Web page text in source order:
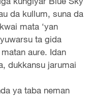
da kullum, suna da
mata ‘yan
ta gida
aure. Idan
dukkansu jarumai
ya taba neman